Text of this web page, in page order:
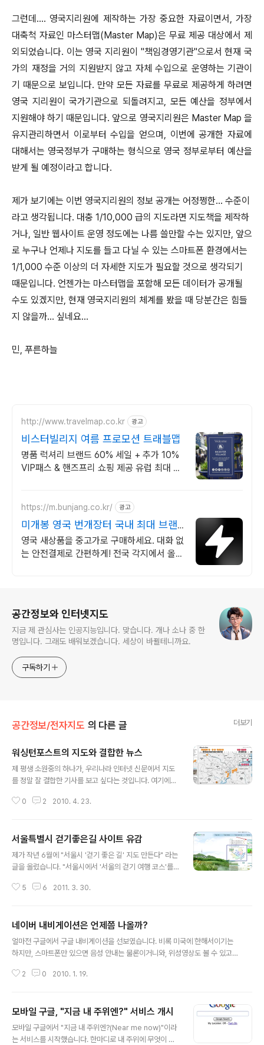
그런데.... 영국지리원에 제작하는 가장 중요한 자료이면서, 가장
대축척 자료인 마스터맵(Master Map)은 무료 제공 대상에서 제
외되었습니다. 이는 영국 지리원이 "책임경영기관"으로서 현재 국
가의 재정을 거의 지원받지 않고 자체 수입으로 운영하는 기관이
기 때문으로 보입니다. 만약 모든 자료를 무료로 제공하게 하려면
영국 지리원이 국가기관으로 되돌려지고, 모든 예산을 정부에서
지원해야 하기 때문입니다. 앞으로 영국지리원은 Master Map 을
유지관리하면서 이로부터 수입을 얻으며, 이번에 공개한 자료에
대해서는 영국정부가 구매하는 형식으로 영국 정부로부터 예산을
받게 될 예정이라고 합니다.
제가 보기에는 이번 영국지리원의 정보 공개는 어정쩡한... 수준이
라고 생각됩니다. 대충 1/10,000 급의 지도라면 지도책을 제작하
거나, 일반 웹사이트 운영 정도에는 나름 쓸만할 수는 있지만, 앞으
로 누구나 언제나 지도를 들고 다닐 수 있는 스마트폰 환경에서는
1/1,000 수준 이상의 더 자세한 지도가 필요할 것으로 생각되기
때문입니다. 언젠가는 마스터맵을 포함해 모든 데이터가 공개될
수도 있겠지만, 현재 영국지리원의 체계를 봤을 때 당분간은 힘들
지 않을까... 싶네요...
민, 푸른하늘
http://www.travelmap.co.kr 광고
비스터빌리지 여름 프로모션 트래블맵
명품 럭셔리 브랜드 60% 세일 + 추가 10%
VIP패스 & 핸즈프리 쇼핑 제공 유럽 최대 명
https://m.bunjang.co.kr/ 광고
미개봉 영국 번개장터 국내 최대 브랜
드 중고거래
영국 새상품을 중고가로 구매하세요. 대화 없
는 안전결제로 간편하게! 전국 각지에서 올라
공간정보와 인터넷지도
지금 제 관심사는 인공지능입니다. 맞습니다. 개나 소나 중 한
명입니다. 그래도 배워보겠습니다. 세상이 바뀔테니까요.
구독하기
공간정보/전자지도 의 다른 글 더보기
워싱턴포스트의 지도와 결합한 뉴스
제 평생 소원중의 하나가, 우리나라 인터넷 신문에서 지도
를 정말 잘 결합한 기사를 보고 싶다는 것입니다. 여기에서
도가 아닌, 대화식으로 정보를 확인할 수 있는 지도를 말합
a)워싱턴포스트(Washington Post) 지에서 나온 "Rapi
st's trail spans four states, 13 years"라는 기사입니
다. 13년간 4개주에 걸친 강간범의 행적을 다룬 기사입니
오는 화면입니다. 1996년부터 현재까지 이 강간범(현재
0 2 2010. 4. 23.
서울특별시 걷기좋은길 사이트 유감
제가 작년 6월에 "서울시 '걷기 좋은 길' 지도 만든다" 라는
글을 올렸습니다. "서울시에서 '서울의 걷기 여행 코스'를 1
다는 내용이었습니다. 정확히는 모르겠지만, 작년 말이나
시스템에 들어가신 후, 오른쪽 위에 있는 "서울특별시 걷고
싶은 길"을 누르고 들어가시면 직접 보실 수 있습니다. 제
작된 걷고싶은 길은 생태정보시스템에서 추천하는 생태탐
한마디로 따로따로 움직입니다. 왜 이런 일이 발생했는지
5 6 2011. 3. 30.
네이버 내비게이션은 언제쯤 나올까?
얼마전 구글에서 구글 내비게이션을 선보였습니다. 비록 미국에 한해서이기는
하지만, 스마트폰만 있으면 음성 안내는 물론이거니와, 위성영상도 볼 수 있고,
수 있는 스트리트뷰(Street View)까지 모두 이용할 수 있습니다. 이 구글 내비
e)에서만 사용되지만, 어쨌든 이런 전화기를 한 대 구입하면 그냥 내비게이션은
공짜로 이용할 수 있습니다. 이렇게 되니 가민(Garmin)이나 톰톰(Tomtom)
과 같은 전문 업체들이 큰 타격을 받았고, 그날로 주가가 큰폭으로 하락하는 일
2 0 2010. 1. 19.
모바일 구글, "지금 내 주위엔?" 서비스 개시
모바일 구글에서 "지금 내 주위엔?(Near me now)"이라
는 서비스를 시작했습니다. 한마디로 내 주위에 무엇이 있